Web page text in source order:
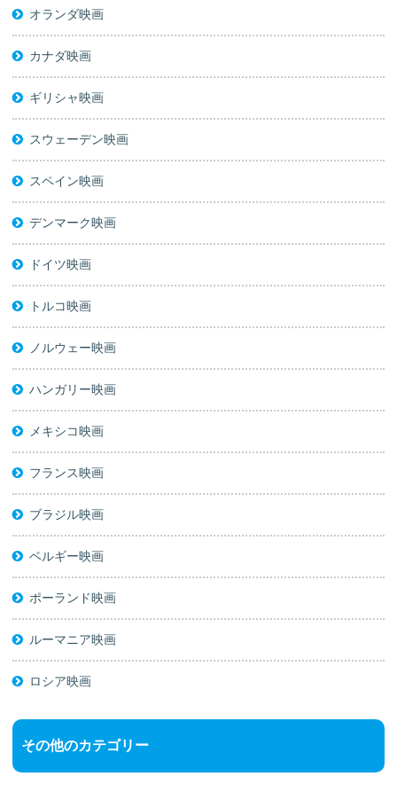
オランダ映画
カナダ映画
ギリシャ映画
スウェーデン映画
スペイン映画
デンマーク映画
ドイツ映画
トルコ映画
ノルウェー映画
ハンガリー映画
メキシコ映画
フランス映画
ブラジル映画
ベルギー映画
ポーランド映画
ルーマニア映画
ロシア映画
その他のカテゴリー